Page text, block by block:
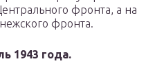
фронта, а на
фронта.
1943 года.